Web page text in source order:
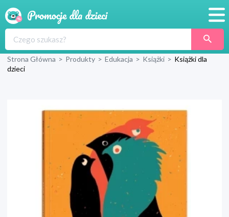
Produkty
Blog
Wyprawka
Strona Główna > Produkty > Edukacja > Książki > Książki dla
dzieci